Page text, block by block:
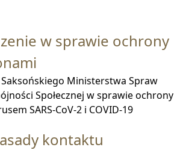
w sprawie ochrony
Ministerstwa Spraw
Społecznej w sprawie ochrony
SARS-CoV-2 i COVID-19
kontaktu